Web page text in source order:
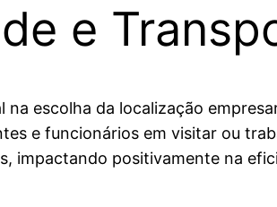
e
na escolha da localização
e funcionários em visitar ou
impactando positivamente na